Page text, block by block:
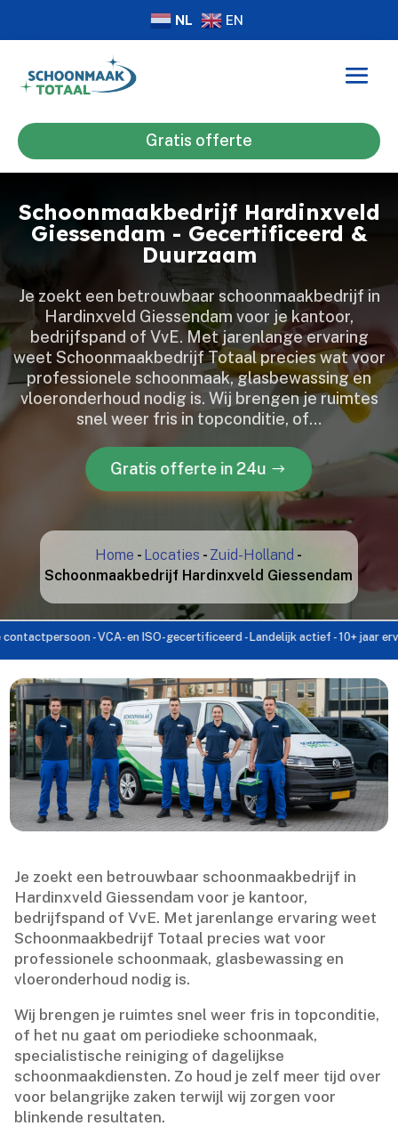
NL EN
Gratis offerte
Schoonmaakbedrijf Hardinxveld
Giessendam - Gecertificeerd &
Duurzaam
Je zoekt een betrouwbaar schoonmaakbedrijf in
Hardinxveld Giessendam voor je kantoor,
bedrijfspand of VvE.​ Met jarenlange ervaring
weet Schoonmaakbedrijf Totaal precies wat voor
professionele schoonmaak, glasbewassing en
vloeronderhoud nodig is.​ Wij brengen je ruimtes
snel weer fris in topconditie, of…
Gratis offerte in 24u
Home - Locaties - Zuid-Holland -
Schoonmaakbedrijf Hardinxveld Giessendam
- VCA- en ISO-gecertificeerd - Landelijk actief - 10+ jaar ervaring -
Je zoekt een betrouwbaar schoonmaakbedrijf in
Hardinxveld Giessendam voor je kantoor,
bedrijfspand of VvE.​ Met jarenlange ervaring weet
Schoonmaakbedrijf Totaal precies wat voor
professionele schoonmaak, glasbewassing en
vloeronderhoud nodig is.​
Wij brengen je ruimtes snel weer fris in topconditie,
of het nu gaat om periodieke schoonmaak,
specialistische reiniging of dagelijkse
schoonmaakdiensten.​ Zo houd je zelf meer tijd over
voor belangrijke zaken terwijl wij zorgen voor
blinkende resultaten.​